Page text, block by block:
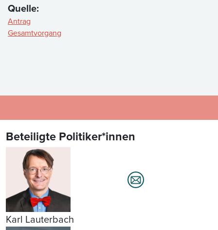
Quelle:
Antrag
Gesamtvorgang
Beteiligte Politiker*innen
Karl Lauterbach